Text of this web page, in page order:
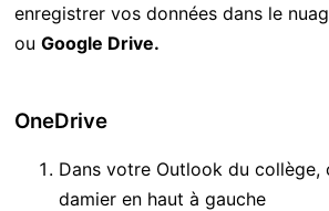
enregistrer vos données dans le
ou Google Drive.
OneDrive
Dans votre Outlook du collège,
damieren haut à gauche